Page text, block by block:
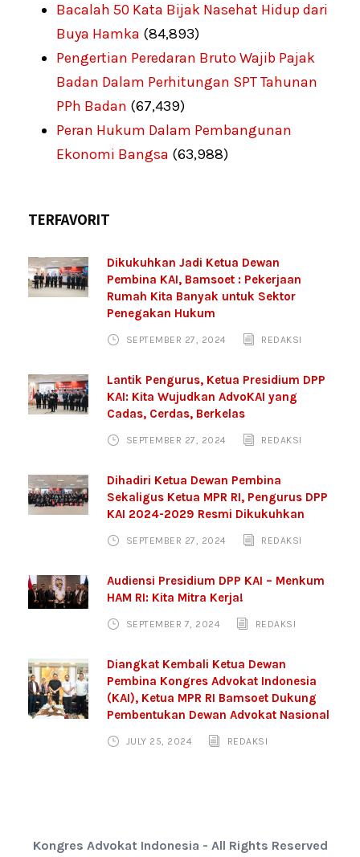
Bacalah 50 Kata Bijak Nasehat Hidup dari
Buya Hamka (84,893)
Pengertian Peredaran Bruto Wajib Pajak
Badan Dalam Perhitungan SPT Tahunan
PPh Badan (67,439)
Peran Hukum Dalam Pembangunan
Ekonomi Bangsa (63,988)
TERFAVORIT
Dikukuhkan Jadi Ketua Dewan
Pembina KAI, Bamsoet : Pekerjaan
Rumah Kita Banyak untuk Sektor
Penegakan Hukum
SEPTEMBER 27, 2024 REDAKSI
Lantik Pengurus, Ketua Presidium DPP
KAI: Kita Wujudkan AdvoKAI yang
Cadas, Cerdas, Berkelas
SEPTEMBER 27, 2024 REDAKSI
Dihadiri Ketua Dewan Pembina
Sekaligus Ketua MPR RI, Pengurus DPP
KAI 2024-2029 Resmi Dikukuhkan
SEPTEMBER 27, 2024 REDAKSI
Audiensi Presidium DPP KAI – Menkum
HAM RI: Kita Mitra Kerja!
SEPTEMBER 7, 2024 REDAKSI
Diangkat Kembali Ketua Dewan
Pembina Kongres Advokat Indonesia
(KAI), Ketua MPR RI Bamsoet Dukung
Pembentukan Dewan Advokat Nasional
JULY 25, 2024 REDAKSI
Kongres Advokat Indonesia - All Rights Reserved